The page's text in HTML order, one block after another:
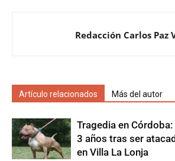
Redacción Carlos Paz
Artículo relacionados Más del autor
Tragedia en
3 años tras ser
en Villa La Lonja